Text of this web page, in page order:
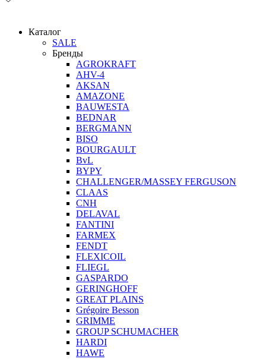
Каталог
SALE
Бренды
AGROKRAFT
AHV-4
AKSAN
AMAZONE
BAUWESTA
BEDNAR
BERGMANN
BISO
BOURGAULT
BvL
BYPY
CHALLENGER/MASSEY FERGUSON
CLAAS
CNH
DELAVAL
FANTINI
FARMEX
FENDT
FLEXICOIL
FLIEGL
GASPARDO
GERINGHOFF
GREAT PLAINS
Grégoire Besson
GRIMME
GROUP SCHUMACHER
HARDI
HAWE